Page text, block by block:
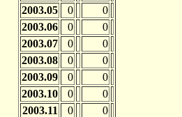
2003.05
0
0
2003.06
0
0
2003.07
0
0
2003.08
0
0
2003.09
0
0
2003.10
0
0
2003.11
0
0